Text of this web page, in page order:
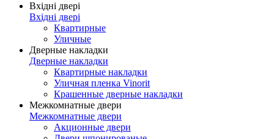
Вхідні двері
Вхідні двері
Квартирные
Уличные
Дверные накладки
Дверные накладки
Квартирные накладки
Уличная пленка Vinorit
Крашенные дверные накладки
Межкомнатные двери
Межкомнатные двери
Акционные двери